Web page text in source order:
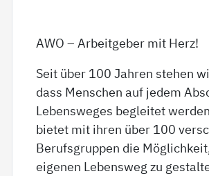
AWO – Arbeitgeber mit Herz!
Seit über 100 Jahren stehen
dass Menschen auf jedem
Lebensweges begleitet
bietet mit ihren über 100
Berufsgruppen die
eigenen Lebensweg zu